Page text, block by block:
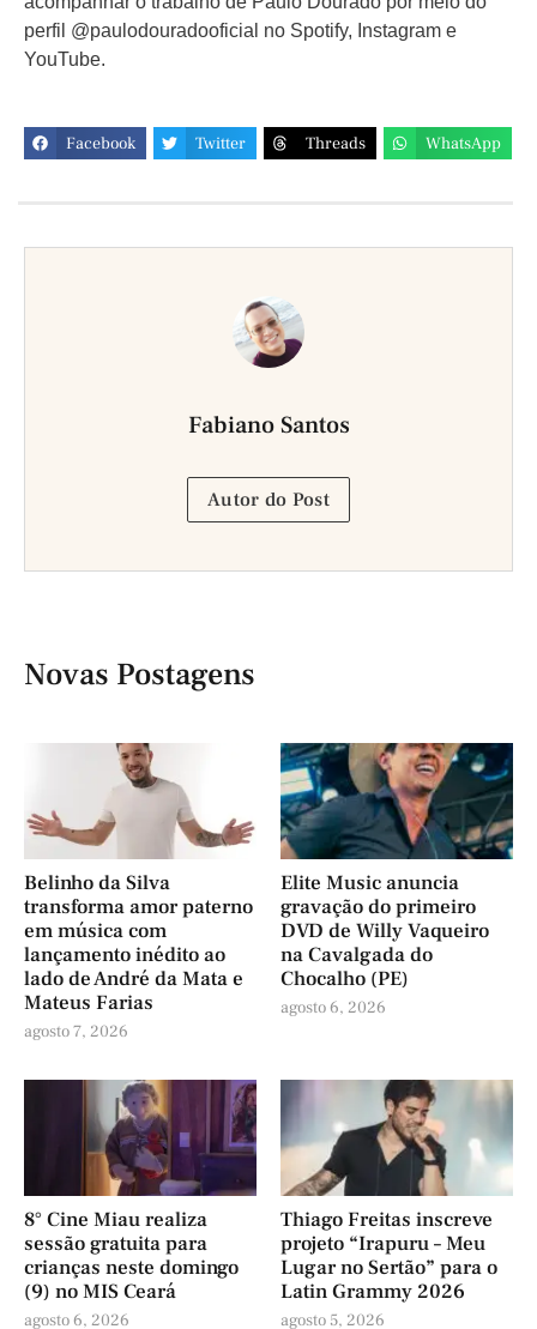
perfil @paulodouradooficial no Spotify, Instagram e
YouTube.
Facebook Twitter Threads WhatsApp
Fabiano Santos
Autor do Post
Novas Postagens
Belinho da Silva
transforma amor paterno
em música com
lançamento inédito ao
lado de André da Mata e
Mateus Farias
agosto 7, 2026
Elite Music anuncia
gravação do primeiro
DVD de Willy Vaqueiro
na Cavalgada do
Chocalho (PE)
agosto 6, 2026
8° Cine Miau realiza
sessão gratuita para
crianças neste domingo
(9) no MIS Ceará
agosto 6, 2026
Thiago Freitas inscreve
projeto “Irapuru – Meu
Lugar no Sertão” para o
Latin Grammy 2026
agosto 5, 2026